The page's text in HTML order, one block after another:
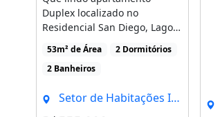
Duplex localizado no
Residencial San Diego, Lago
Norte-DF.Sobre o condomínio
[...]
53m² de Área
2 Dormitórios
2 Banheiros
Setor de Habitações Individuais Norte, Brasília - DF